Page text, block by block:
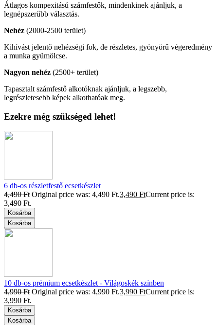
Átlagos kompexitású számfestők, mindenkinek ajánljuk, a
legnépszerűbb választás.
Nehéz (2000-2500 terület)
Kihívást jelentő nehézségi fok, de részletes, gyönyörű végeredmény
a munka gyümölcse.
Nagyon nehéz (2500+ terület)
Tapasztalt számfestő alkotóknak ajánljuk, a legszebb,
legrészletesebb képek alkothatóak meg.
Ezekre még szükséged lehet!
6 db-os részletfestő ecsetkészlet
4,490Ft Original price was: 4,490 Ft.3,490 FtCurrent price is:
3,490 Ft.
Kosárba
Kosárba
10 db-os prémium ecsetkészlet - Világoskék színben
4,990Ft Original price was: 4,990 Ft.3,990 FtCurrent price is:
3,990 Ft.
Kosárba
Kosárba